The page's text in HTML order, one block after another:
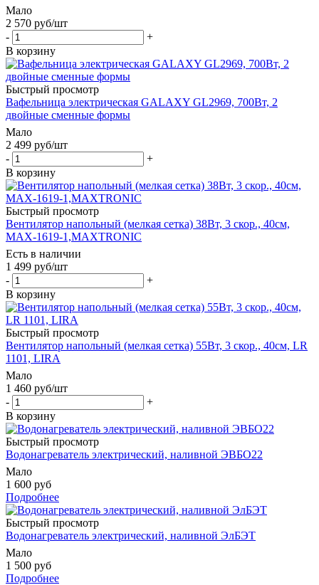
Мало
2 570 руб/шт
-
+
В корзину
Быстрый просмотр
Вафельница электрическая GALAXY GL2969, 700Вт, 2
двойные сменные формы
Мало
2 499 руб/шт
-
+
В корзину
Быстрый просмотр
Вентилятор напольный (мелкая сетка) 38Вт, 3 скор., 40см,
MAX-1619-1,MAXTRONIC
Есть в наличии
1 499 руб/шт
-
+
В корзину
Быстрый просмотр
Вентилятор напольный (мелкая сетка) 55Вт, 3 скор., 40см, LR
1101, LIRA
Мало
1 460 руб/шт
-
+
В корзину
Быстрый просмотр
Водонагреватель электрический, наливной ЭВБО22
Мало
1 600 руб
Подробнее
Быстрый просмотр
Водонагреватель электрический, наливной ЭлБЭТ
Мало
1 500 руб
Подробнее